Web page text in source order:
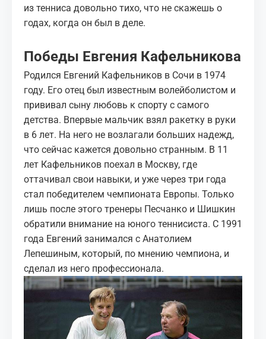
из тенниса довольно тихо, что не скажешь о
годах, когда он был в деле.
Победы Евгения Кафельникова
Родился Евгений Кафельников в Сочи в 1974
году. Его отец был известным волейболистом и
прививал сыну любовь к спорту с самого
детства. Впервые мальчик взял ракетку в руки
в 6 лет. На него не возлагали больших надежд,
что сейчас кажется довольно странным. В 11
лет Кафельников поехал в Москву, где
оттачивал свои навыки, и уже через три года
стал победителем чемпионата Европы. Только
лишь после этого тренеры Песчанко и Шишкин
обратили внимание на юного теннисиста. С 1991
года Евгений занимался с Анатолием
Лепешиным, который, по мнению чемпиона, и
сделал из него профессионала.